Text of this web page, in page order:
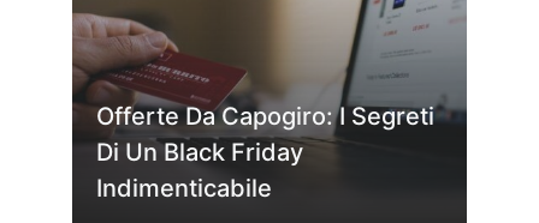
Offerte Da Capogiro: I Segreti
Di Un Black Friday
Indimenticabile